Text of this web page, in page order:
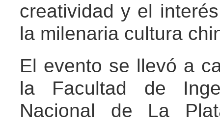
creatividad y el
la milenaria cultura
El evento se llevó a
la Facultad de
Nacional de La